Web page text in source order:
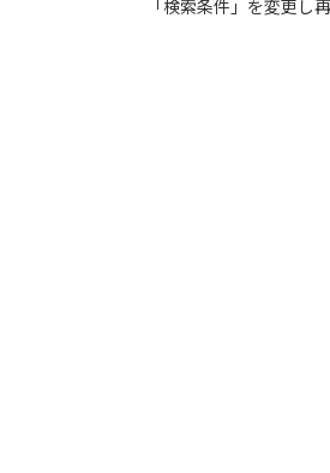
「検索条件」を変更し